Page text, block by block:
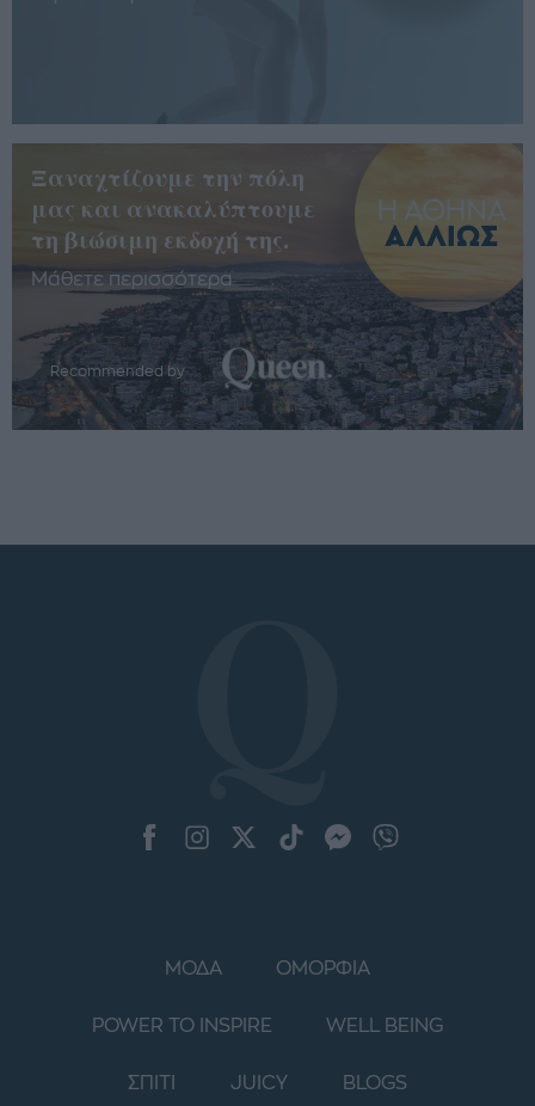
Ξαναχτίζουμε την πόλη
μας και ανακαλύπτουμε
τη βιώσιμη εκδοχή της.
Μάθετε περισσότερα
Recommended by
ΜΟΔΑ ΟΜΟΡΦΙΑ
POWER TO INSPIRE WELL BEING
ΣΠΙΤΙ JUICY BLOGS